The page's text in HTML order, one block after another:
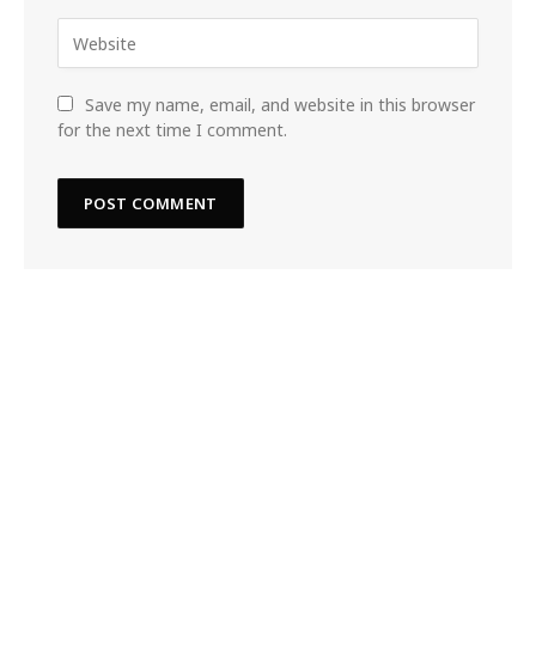
Save my name, email, and website in this browser
for the next time I comment.